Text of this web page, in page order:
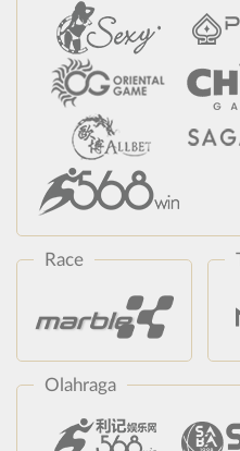
Race
Olahraga